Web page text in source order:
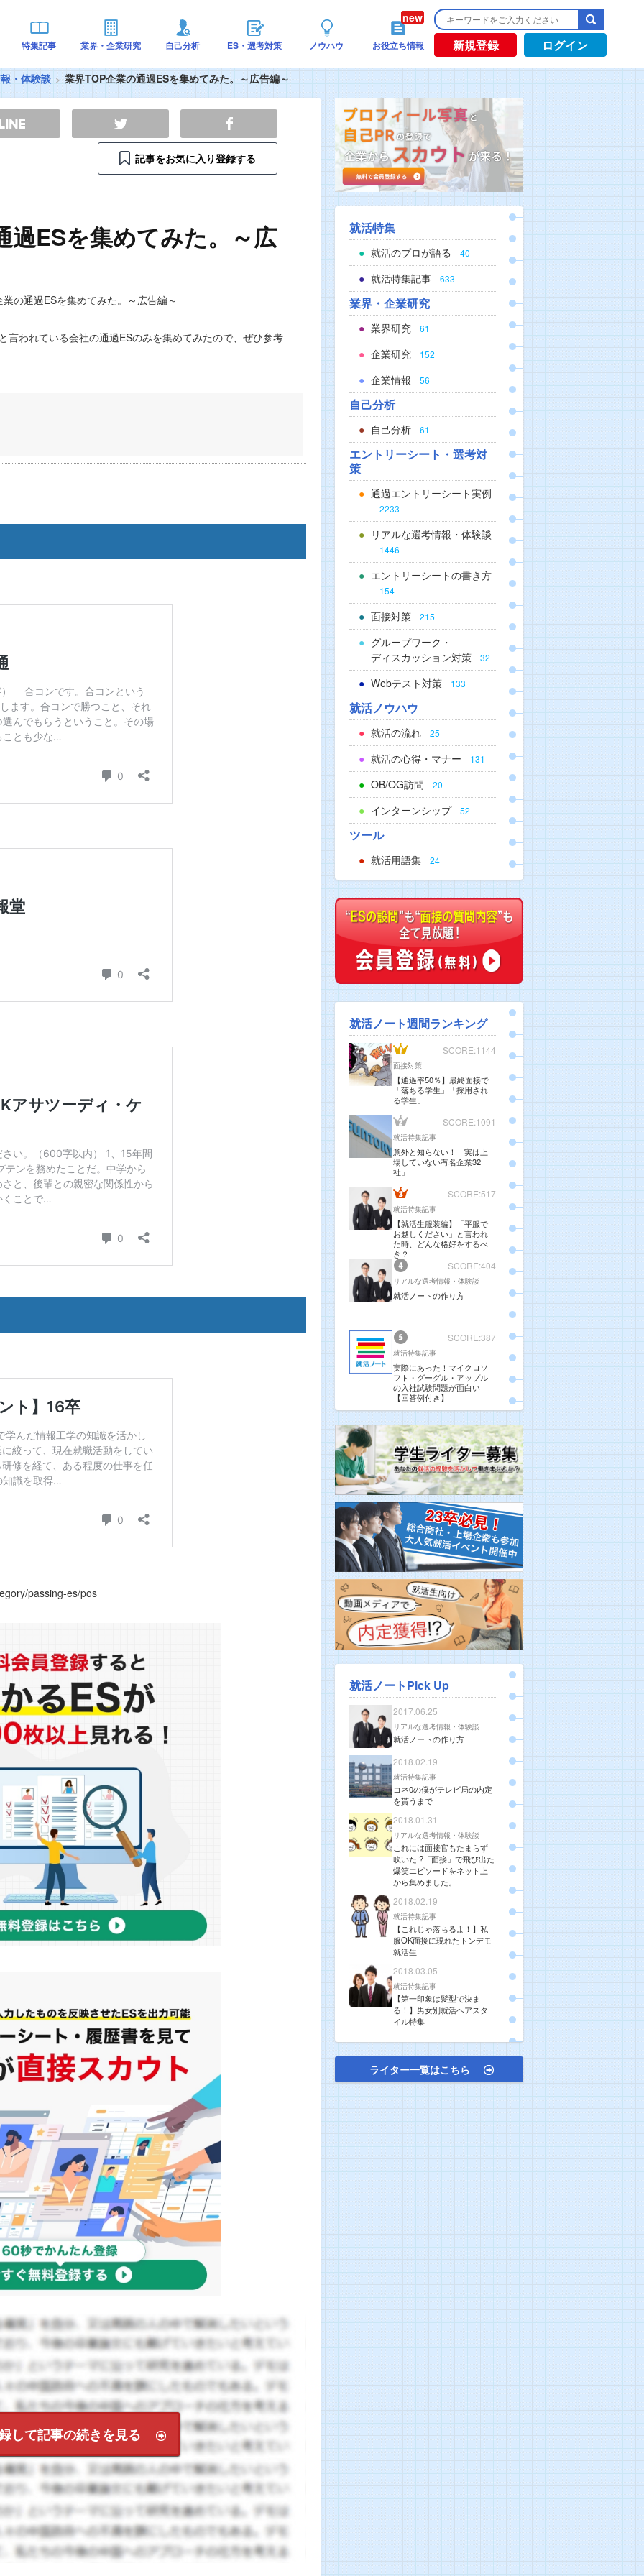
特集記事 業界・企業研究 自己分析 ES・選考対策 ノウハウ お役立ち情報 新規登録 ログイン
・体験談 業界TOP企業の通過ESを集めてみた。～広告編～
記事をお気に入り登録する
過ESを集めてみた。～広
言われている会社の通過ESのみを集めてみたので、ぜひ参考
passing-es/pos
して記事の続きを見る
就活特集
就活のプロが語る 40
就活特集記事 633
業界・企業研究
業界研究 61
企業研究 152
企業情報 56
自己分析
自己分析 61
エントリーシート・選考対
策
通過エントリーシート実例
2233
リアルな選考情報・体験談
1446
エントリーシートの書き方
154
面接対策 215
グループワーク・
ディスカッション対策
32
Webテスト対策 133
就活ノウハウ
就活の流れ 25
就活の心得・マナー 131
OB/OG訪問 20
インターンシップ 52
ツール
就活用語集 24
就活ノート週間ランキング
SCORE:1144
面接対策
【通過率50％】最終面接で
「落ちる学生」「採用され
る学生」
SCORE:1091
就活特集記事
意外と知らない！「実は上
場していない有名企業32
社」
SCORE:517
就活特集記事
【就活生服装編】「平服で
お越しください」と言われ
た時、どんな格好をするべ
き？
SCORE:404
リアルな選考情報・体験談
就活ノートの作り方
SCORE:387
就活特集記事
実際にあった！マイクロソ
フト・グーグル・アップル
の入社試験問題が面白い
【回答例付き】
就活ノートPick Up
2017.06.25
リアルな選考情報・体験談
就活ノートの作り方
2018.02.19
就活特集記事
コネ0の僕がテレビ局の内定
を貰うまで
2018.01.31
リアルな選考情報・体験談
これには面接官もたまらず
吹いた!?「面接」で飛び出た
爆笑エピソードをネット上
から集めました。
2018.02.19
就活特集記事
【これじゃ落ちるよ！】私
服OK面接に現れたトンデモ
就活生
2018.03.05
就活特集記事
【第一印象は髪型で決ま
る！】男女別就活ヘアスタ
イル特集
ライター一覧はこちら